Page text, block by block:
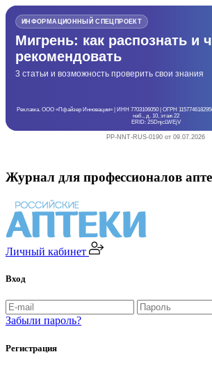
ИНФОРМАЦИОННЫЙ СПЕЦПРОЕКТ
Мигрень: как распознать и
рекомендовать
3 статьи и возможность проверить свои знания
Реклама. ООО «Пфайзер Инновации» | ИНН 7703106050 | ОГРН 1157746182956
наб., д. 10, этаж 22
ERID: 2SDnjcLWEjV
PP-NNT-RUS-0190 от 09.07.2026
Журнал для профессионалов
Личный кабинет
Вход
Забыли пароль?
Регистрация